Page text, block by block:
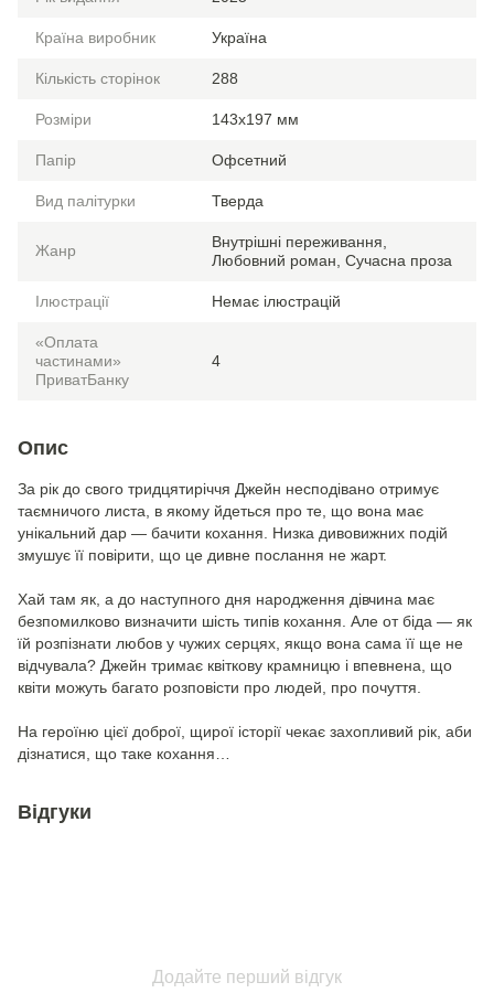
Країна виробник Україна
Кількість сторінок 288
Розміри 143х197 мм
Папір Офсетний
Вид палітурки Тверда
Жанр
Внутрішні переживання,
Любовний роман, Сучасна проза
Ілюстрації Немає ілюстрацій
«Оплата
частинами»
ПриватБанку
4
Опис
За рік до свого тридцятиріччя Джейн несподівано отримує
таємничого листа, в якому йдеться про те, що вона має
унікальний дар — бачити кохання. Низка дивовижних подій
змушує її повірити, що це дивне послання не жарт.
Хай там як, а до наступного дня народження дівчина має
безпомилково визначити шість типів кохання. Але от біда — як
їй розпізнати любов у чужих серцях, якщо вона сама її ще не
відчувала? Джейн тримає квіткову крамницю і впевнена, що
квіти можуть багато розповісти про людей, про почуття.
На героїню цієї доброї, щирої історії чекає захопливий рік, аби
дізнатися, що таке кохання…
Відгуки
Додайте перший відгук